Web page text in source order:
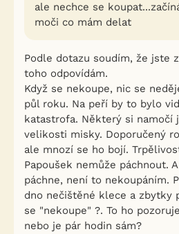
ale nechce se
moči co mám delat
Podle dotazu soudím, že jste
toho odpovídám.
Když se nekoupe, nic se
půl roku. Na peří by to bylo
katastrofa. Některý si namočí
velikosti misky. Doporučený
ale mnozí se ho bojí.
Papoušek nemůže páchnout.
páchne, není to nekoupáním.
dno nečištěné klece a zbytky
se "nekoupe" ?. To ho
nebo je pár hodin sám?